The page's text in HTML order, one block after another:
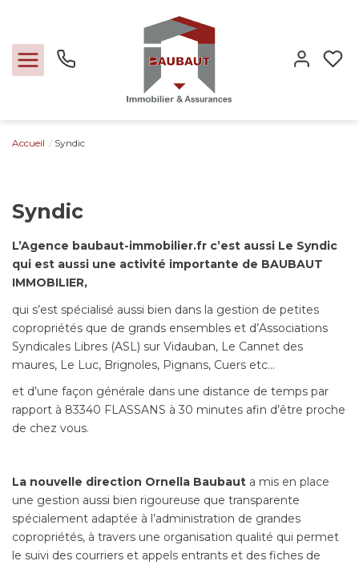
Locations
Expertise
Nos métiers
L'agence
Contact
Extranet
Avis clients
Accueil Syndic
Syndic
L’Agence baubaut-immobilier.fr c’est aussi Le Syndic
qui est aussi une activité importante de BAUBAUT
IMMOBILIER,
qui s’est spécialisé aussi bien dans la gestion de petites
copropriétés que de grands ensembles et d’Associations
Syndicales Libres (ASL) sur Vidauban, Le Cannet des
maures, Le Luc, Brignoles, Pignans, Cuers etc...
et d’une façon générale dans une distance de temps par
rapport à 83340 FLASSANS à 30 minutes afin d’être proche
de chez vous.
La nouvelle direction Ornella Baubaut a mis en place
une gestion aussi bien rigoureuse que transparente
spécialement adaptée à l’administration de grandes
copropriétés, à travers une organisation qualité qui permet
le suivi des courriers et appels entrants et des fiches de